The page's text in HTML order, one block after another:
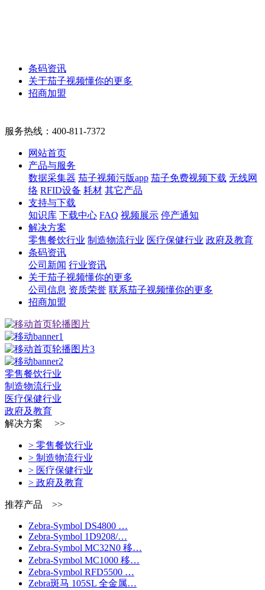
条码资讯
关于茄子视频懂你的更多
招商加盟
服务热线： 400-811-7372
网站首页
产品与服务
数据采集器 茄子视频污版app 茄子免费视频下载 无线网
络 RFID设备 耗材 其它产品
支持与下载
知识库 下载中心 FAQ 视频展示 停产通知
解决方案
零售餐饮行业 制造物流行业 医疗保健行业 政府及教育
条码资讯
公司新闻 行业资讯
关于茄子视频懂你的更多
公司信息 资质荣誉 联系茄子视频懂你的更多
招商加盟
零售餐饮行业
制造物流行业
医疗保健行业
政府及教育
解决方案 >>
> 零售餐饮行业
> 制造物流行业
> 医疗保健行业
> 政府及教育
推荐产品 >>
Zebra-Symbol DS4800 …
Zebra-Symbol 1D9208/…
Zebra-Symbol MC32N0 移…
Zebra-Symbol MC1000 移…
Zebra-Symbol RFD5500 …
Zebra斑马 105SL 全金属…